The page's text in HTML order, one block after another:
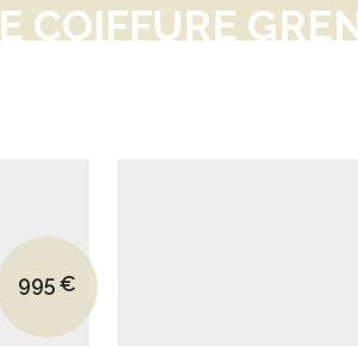
COIFFURE
Le prix initial était : 1610€.
995 €
Le prix actuel est : 995€.